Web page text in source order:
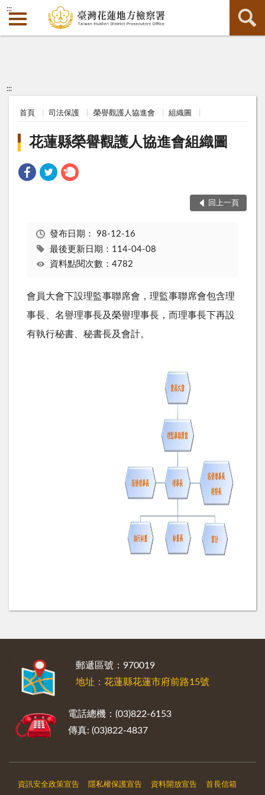
:::
:::
首頁 司法保護 榮譽觀護人協進會 組織圖
花蓮縣榮譽觀護人協進會組織圖
回上一頁
發布日期： 98-12-16
最後更新日期：114-04-08
資料點閱次數：4782
會員大會下設理監事聯席會，理監事聯席會包含理
事長、名譽理事長及榮譽理事長，而理事長下再設
有執行秘書、秘書長及會計。
郵遞區號：970019
地址：花蓮縣花蓮市府前路15號
電話總機：(03)822-6153
傳真: (03)822-4837
資訊安全政策宣告 隱私權保護宣告 資料開放宣告 首長信箱